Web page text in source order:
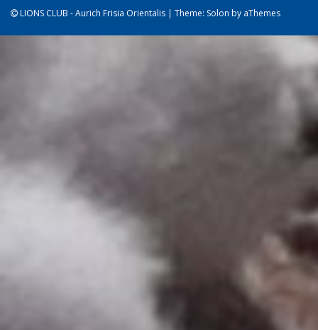
LIONS CLUB - Aurich Frisia Orientalis | Theme: Solon by aThemes